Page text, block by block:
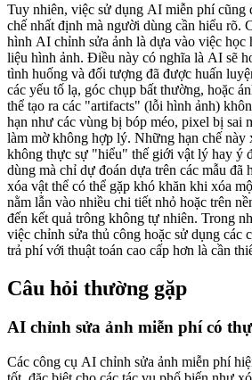
Tuy nhiên, việc sử dụng AI miễn phí cũng
chế nhất định mà người dùng cần hiểu rõ.
hình AI chỉnh sửa ảnh là dựa vào việc
liệu hình ảnh. Điều này có nghĩa là AI sẽ
tình huống và đối tượng đã được huấn
các yếu tố lạ, góc chụp bất thường, hoặc
thể tạo ra các "artifacts" (lỗi hình ảnh)
hạn như các vùng bị bóp méo, pixel bị sai
làm mờ không hợp lý. Những hạn chế
không thực sự "hiểu" thế giới vật lý hay ý
dùng mà chỉ dự đoán dựa trên các mẫu đã
xóa vật thể có thể gặp khó khăn khi xóa
nằm lẫn vào nhiều chi tiết nhỏ hoặc trên
đến kết quả trông không tự nhiên. Trong
việc chỉnh sửa thủ công hoặc sử dụng các
trả phí với thuật toán cao cấp hơn là cần
Câu hỏi thường gặp
AI chỉnh sửa ảnh miễn phí có
Các công cụ AI chỉnh sửa ảnh miễn phí